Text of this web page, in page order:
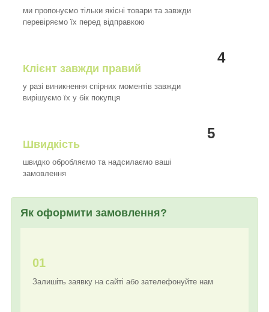
ми пропонуємо тільки якісні товари та завжди
перевіряємо їх перед відправкою
4
Клієнт завжди правий
у разі виникнення спірних моментів завжди
вирішуємо їх у бік покупця
5
Швидкість
швидко обробляємо та надсилаємо ваші
замовлення
Як оформити замовлення?
01
Залишіть заявку на сайті або зателефонуйте нам